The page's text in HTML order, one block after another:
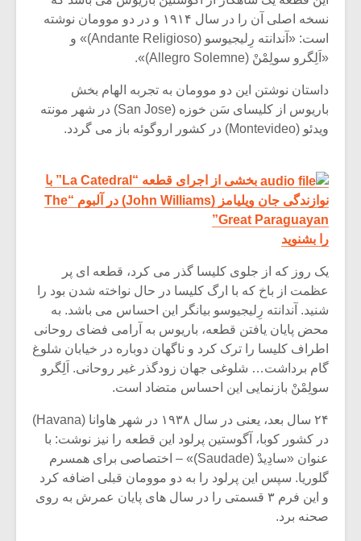
نسخه اصلی آن را در سال ۱۹۱۴ و در دو موومان نوشته
است: «آندانته رِلیجیوسو (Andante Religioso)» و
«اَلِگرو سولِمْنْ (Allegro Solemne)».
داستان نوشتن این دو موومان به تجربه الهام بخش
باریوس از کلیسای سَن خوزه (San Jose) در شهر مونته
ویدئو (Montevideo) در کشور اروگوئه باز می گردد.
بخشی از اجرای قطعه “La Catedral” با
نوازندگی جان ویلیامز (John Williams) در آلبوم “The
Great Paraguayan”
را بشنوید
یک روز که از جلوی کلیسا گذر می کرد، قطعه ای پر
عظمت از باخ که با ارگ کلیسا در حال نواخته شدن بود را
شنید. آندانته رِلیجیوسو بیانگر این احساس می باشد. به
محض پایان یافتن قطعه، باریوس به آرامی فضای روحانی
اطراف کلیسا را ترک کرد و ناگهان دوباره در خیابان شلوغ
گام برداشت… شلوغی جهان زودگذر غیر روحانی. اَلِگرو
سولِمْنْ بازنمایی این احساس متضاد است.
۲۴ سال بعد، یعنی در سال ۱۹۳۸ در شهر هاوانا (Havana)
در کشور کوبا، آگوستین پرلود این قطعه را نیز نوشت: با
عنوان «سادِیدْ (Saudade)» – اختصاصی برای همسرم
گلوریا. سپس این پرلود را به دو موومان قبلی اضافه کرد
و این فرم ۳ قسمتی را در سال های پایان عمرش به روی
صحنه برد.